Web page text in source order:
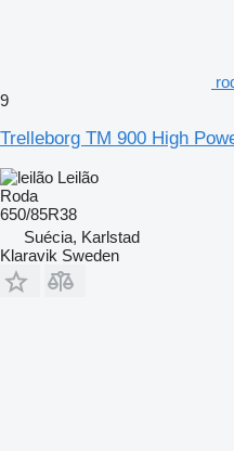
9
Trelleborg TM 900 High
Leilão
Roda
650/85R38
Suécia, Karlstad
Klaravik Sweden